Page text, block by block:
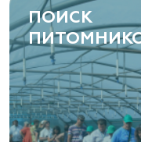
Левобережная
8 966 206 7222
www.art-green.ru
Garden Group,
ПОИСК